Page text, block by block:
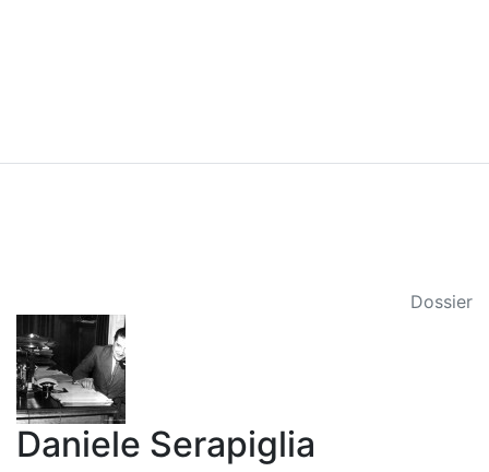
Dossier
Daniele Serapiglia